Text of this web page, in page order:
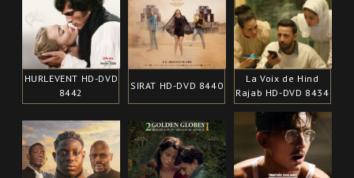
HURLEVENT HD-DVD
8442
SIRAT HD-DVD 8440
La Voix de Hind
Rajab HD-DVD 8434